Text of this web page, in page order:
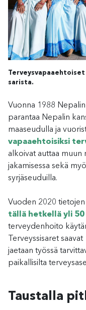
sarista.
Vuonna 1988
parantaa Nepalin
maaseudulla ja
vapaaehtoisiksi
alkoivat auttaa muun
jakamisessa sekä
syrjäseuduilla.
Vuoden 2020
tällä hetkellä yli 50
terveydenhoito
Terveyssisaret
jaetaan työssä
paikallisilta
Taustalla